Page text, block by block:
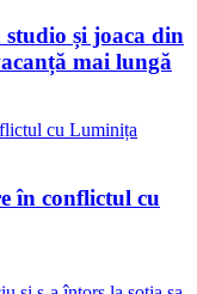
și joaca din
mai lungă
în conflictul cu